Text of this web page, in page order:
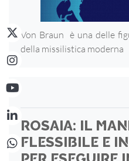
Von Braun è una delle
della missilistica moderna
ROSAIA: IL
FLESSIBILE E